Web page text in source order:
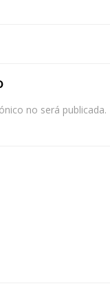
no será publicada.